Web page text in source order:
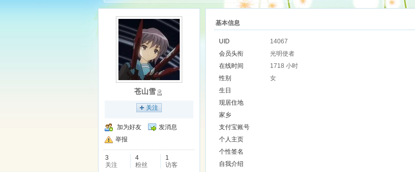
苍山雪
关注
加为好友
发消息
举报
3
关注
4
粉丝
1
访客
基本信息
UID
14067
会员头衔
光明使者
在线时间
1718 小时
性别
女
生日
现居住地
家乡
支付宝账号
个人主页
个性签名
自我介绍